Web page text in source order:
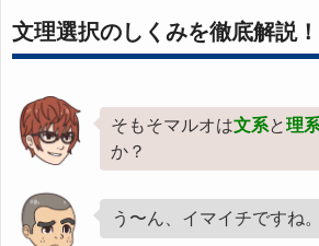
文理選択のしくみを徹底解説！
そもそマルオは文系と理
か？
う〜ん、イマイチですね。